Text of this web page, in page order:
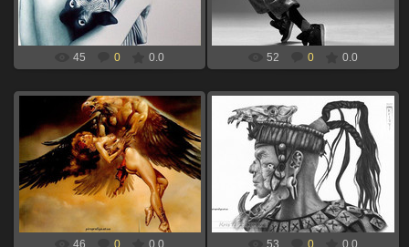
xBOINGx
45 0 0.0
xBOINGx
52 0 0.0
06.09.2024
Орел держит девушку для
выжигания по дереву
xBOINGx
46 0 0.0
06.09.2024
воин ацтек для выжигания по
дереву
xBOINGx
53 0 0.0